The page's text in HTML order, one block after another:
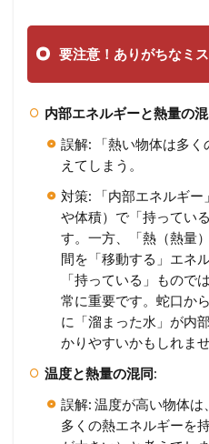
要注意！ありがちなミ
内部エネルギーと熱量の
誤解: 「熱い物体は多
えてしまう。
対策: 「内部エネルギ
や体積）で「持ってい
す。一方、「熱（熱量
間を「移動する」エネ
「持っている」もので
常に重要です。蛇口か
に「溜まった水」が内
かりやすいかもしれませ
温度と熱量の混同:
誤解: 温度が高い物体
多くの熱エネルギーを